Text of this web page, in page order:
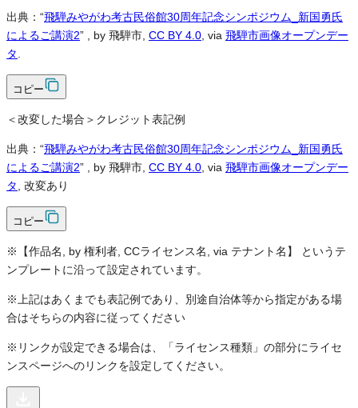
出典：“飛騨みやがわ考古民俗館30周年記念シンポジウム_新国勇氏
によるご講演2” , by 飛騨市, CC BY 4.0 , via 飛騨市画像オープンデー
タ
コピー
＜改変した場合＞クレジット表記例
出典：“飛騨みやがわ考古民俗館30周年記念シンポジウム_新国勇氏
によるご講演2” , by 飛騨市, CC BY 4.0 , via 飛騨市画像オープンデー
タ
, 改変あり
コピー
※【作品名, by 権利者, CCライセンス名, via テナント名】 というテ
ンプレートに沿って設定されています。
※上記はあくまでも表記例であり、別途自治体等から指定がある場
合はそちらの内容に従ってください
※リンクが設定できる場合は、「ライセンス種類」の部分にライセ
ンスページへのリンクを設定してください。